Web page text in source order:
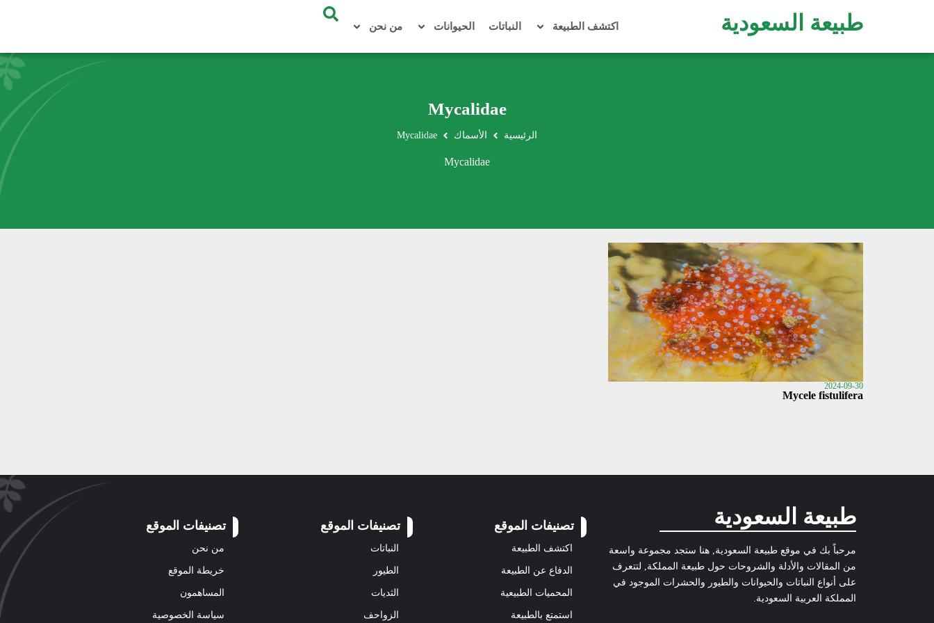
طبيعة السعودية اكتشف الطبيعة النباتات الحيوانات من نحن
Mycalidae
الرئيسية الأسماك Mycalidae
Mycalidae
2024-09-30
Mycele fistulifera
طبيعة السعودية
مرحباً بك في موقع طبيعة السعودية, هنا ستجد مجموعة واسعة
من المقالات والأدلة والشروحات حول طبيعة المملكة, لتتعرف
على أنواع النباتات والحيوانات والطيور والحشرات الموجود في
المملكة العربية السعودية.
تصنيفات الموقع
اكتشف الطبيعة
الدفاع عن الطبيعة
المحميات الطبيعية
استمتع بالطبيعة
تصنيفات الموقع
النباتات
الطيور
الثديات
الزواحف
تصنيفات الموقع
من نحن
خريطة الموقع
المساهمون
سياسة الخصوصية